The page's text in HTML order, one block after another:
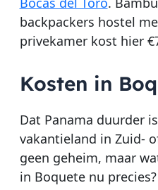
backpackers hostel
privekamer kost hier
Kosten in
Dat Panama duurder
vakantieland in Zuid-
geen geheim, maar
in Boquete nu